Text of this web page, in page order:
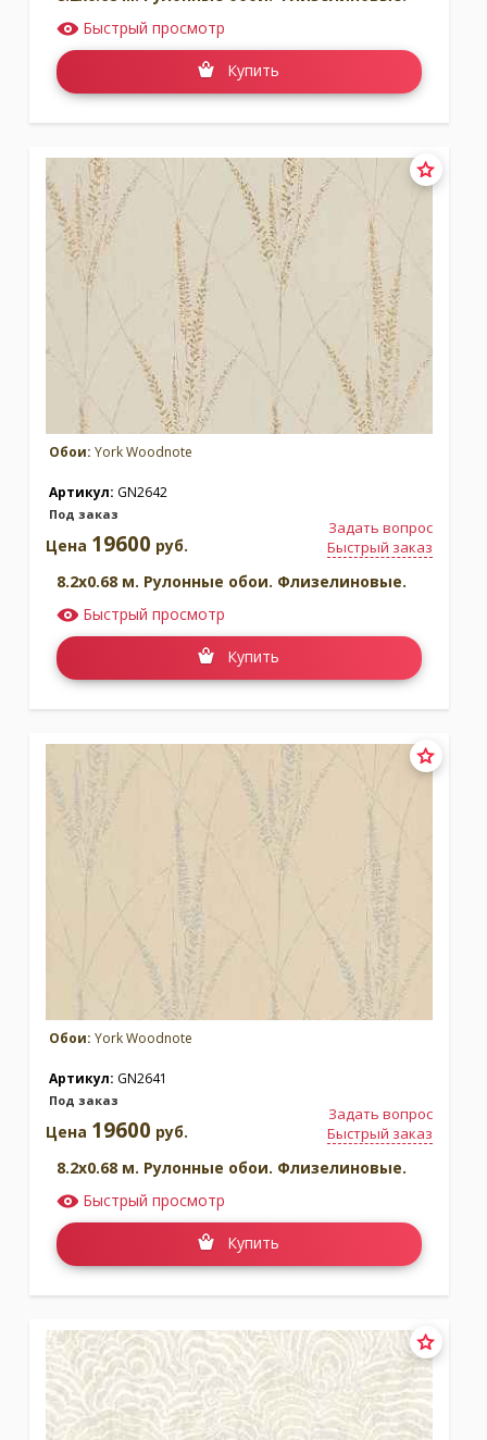
Быстрый просмотр
Купить
Обои: York Woodnote
Артикул: GN2642
Под заказ
Задать вопрос
Быстрый заказ
Цена 19600 руб.
8.2x0.68 м. Рулонные обои. Флизелиновые.
Быстрый просмотр
Купить
Обои: York Woodnote
Артикул: GN2641
Под заказ
Задать вопрос
Быстрый заказ
Цена 19600 руб.
8.2x0.68 м. Рулонные обои. Флизелиновые.
Быстрый просмотр
Купить